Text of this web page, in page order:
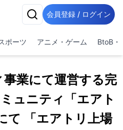
会員登録 / ログイン
ポーツ アニメ・ゲーム BtoB・
業にて運営する完
ュニティ「エアト
て 「エアトリ上場